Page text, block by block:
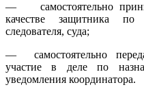
— самостоятельно
качестве защитника по
следователя, суда;
— самостоятельно
участие в деле по
уведомления координатора.